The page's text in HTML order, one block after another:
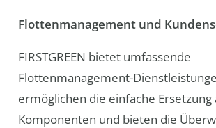
Flottenmanagement und
FIRSTGREEN bietet umfassende
Flottenmanagement-
ermöglichen die einfache Ersetzung
Komponenten und bieten die